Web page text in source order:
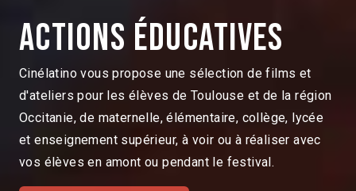
Actions éducatives
Cinélatino vous propose une sélection de films et
d'ateliers pour les élèves de Toulouse et de la région
Occitanie, de maternelle, élémentaire, collège, lycée
et enseignement supérieur, à voir ou à réaliser avec
vos élèves en amont ou pendant le festival.